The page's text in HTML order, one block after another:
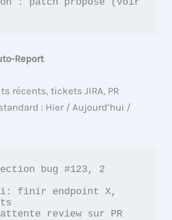
Report
récents, tickets JIRA, PR
: Hier / Aujourd’hui /
bug #123, 2
finir endpoint X,
review sur PR